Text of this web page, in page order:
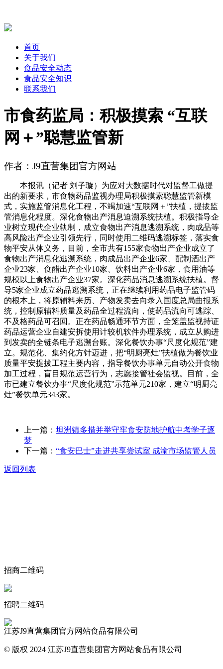
首页
关于我们
食品安全动态
食品安全知识
联系我们
市食药监局：积极摸索 “互联
网＋”聪慧监管新
作者：J9直营集团官方网站
本报讯（记者 刘子璇）为应对大数据时代对监督工做提
出的新要求，市食物药品监视办理局积极摸索聪慧监管新模
式，实施监管消息化工程，不竭加速“互联网＋”扶植，提拔监
管消息化程度。深化食物出产消息迫溯系统扶植。积极指导企
业树立现代企业轨制，成立食物出产消息逃溯系统，肉成品等
高风险出产企业引领先行，同时使用二维码逃溯标签，落实食
物平安从体义务，目前，全市共有155家食物出产企业成立了
食物出产消息化逃溯系统，肉成品出产企业6家、配制酒出产
企业23家、食醋出产企业10家、饮料出产企业6家，食用油等
规模以上食物出产企业37家。深化药品消息逃溯系统扶植。督
导5家企业成立药品逃溯系统，正在继续利用药品电子监管码
的根本上，将原辅料来历、产物发卖去向录入国度总局曲报系
统，控制原辅料质量及药品全过程流向，使药品流向可逃踪、
不及格药品可召回。正在药品畅通环节方面，全笼盖监视持证
药品运营企业自建安拆使用计较机软件办理系统，成立从购进
到发卖的全链条电子逃溯台账。深化餐饮办事“尺度化规范”建
立。规范化、集约化方针迈进，把“明厨亮灶”扶植做为餐饮业
质量平安提拔工程主要内容，指导餐饮办事单元自动公开食物
加工过程，盲目规范运营行为，志愿接管社会监视。目前，全
市已建立餐饮办事“尺度化规范”示范单元210家，建立“明厨亮
灶”餐饮单元343家。
上一篇： 坦洲镇多措并举守牢食安防地护航中考学子逐
梦
下一篇： “食安巴士”走进共享尝试室 成渝市场监管人员
返回列表
招商二维码
招聘二维码
江苏J9直营集团官方网站食品有限公司
© 版权 2024 江苏J9直营集团官方网站食品有限公司